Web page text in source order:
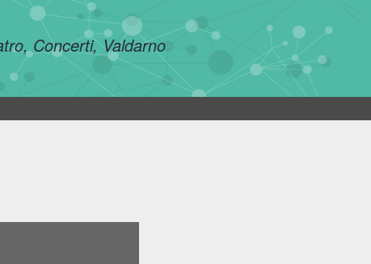
Concerti, Valdarno